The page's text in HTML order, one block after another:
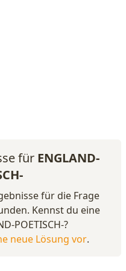
fürENGLAND-
für die Frage
Kennst du eine
POETISCH-?
neue Lösung vor.